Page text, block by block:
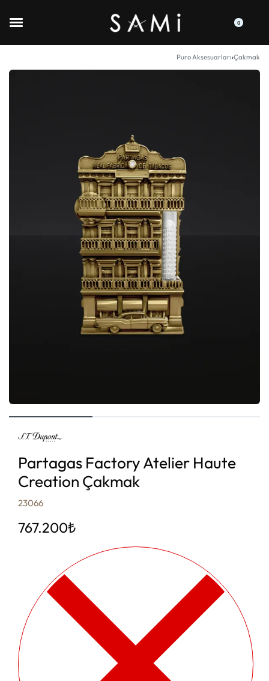
0
Puro Aksesuarları›Çakmak
Partagas Factory Atelier Haute
Creation Çakmak
23066
767.200₺